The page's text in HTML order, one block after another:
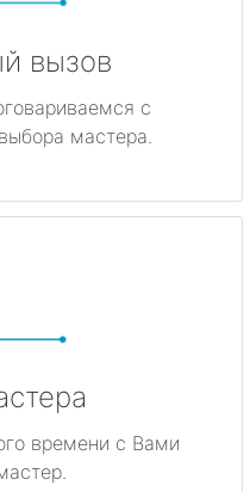
вызов
с
мастера.
времени с Вами